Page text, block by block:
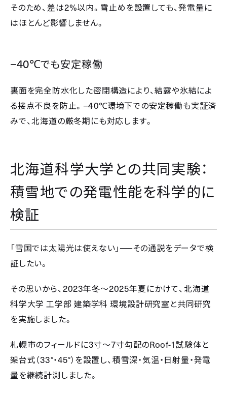
そのため、差は2%以内。雪止めを設置しても、発電量に
はほとんど影響しません。
−40℃でも安定稼働
裏面を完全防水化した密閉構造により、結露や氷結によ
る接点不良を防止。−40℃環境下での安定稼働も実証済
みで、北海道の厳冬期にも対応します。
北海道科学大学との共同実験：
積雪地での発電性能を科学的に
検証
「雪国では太陽光は使えない」──その通説をデータで検
証したい。
その思いから、2023年冬〜2025年夏にかけて、北海道
科学大学 工学部 建築学科 環境設計研究室と共同研究
を実施しました。
札幌市のフィールドに3寸〜7寸勾配のRoof-1試験体と
架台式（33°・45°）を設置し、積雪深・気温・日射量・発電
量を継続計測しました。